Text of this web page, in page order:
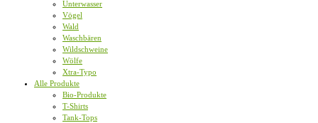
Unterwasser
Vögel
Wald
Waschbären
Wildschweine
Wölfe
Xtra-Typo
Alle Produkte
Bio-Produkte
T-Shirts
Tank-Tops